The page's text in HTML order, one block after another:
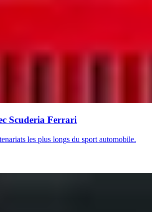
Scuderia Ferrari
les plus longs du sport automobile.